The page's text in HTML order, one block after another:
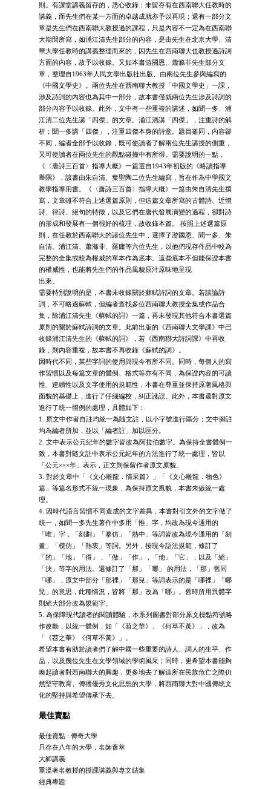
則。有課堂講義留存的，悉心收錄；未留存有在西南聯大任教時的
講義，而先生們在某一方面的卓越成就亦予以再現；還有一部分文
章是先生們在西南聯大教授過的課程，只是內容不一定為在西南聯
大期間所寫，如浦江清先生部分的內容，是由先生在北京大學、清
華大學任教時的講義整理而來的，因先生在西南聯大也教授過詩詞
方面的內容，故予以收錄。又如本書游國恩、蕭滌非先生部分文
章，整理自1963年人民文學出版社出版、由兩位先生參與編寫的
《中國文學史》。兩位先生在西南聯大教授「中國文學史」一課，
涉及詩詞的內容也為其中一部分，故本書僅就兩位先生涉及詩詞的
部分內容予以收錄。此外，文中有一些重複的講述，如聞一多、浦
江清二位先生講「四傑」的文章。浦江清講「四傑」，注重詩的解
析；聞一多講「四傑」，注重四傑本身的詩意。題目雖同，內容卻
不同，編者全部予以收錄，既可使讀者了解兩位先生講授的側重，
又可使讀者在兩位先生的觀點碰撞中有所得。需要說明的一點，
《〈唐詩三百首〉指導大概》一篇選自1943年初版的《略讀指導
舉隅》，該書由朱自清、葉聖陶二位先生編寫，旨在作為中學國文
教學指導用書。《〈唐詩三百首〉指導大概》一篇由朱自清先生撰
寫，文章雖不符合上述選篇原則，但這篇文章所寫的古體詩、近體
詩、律詩、絕句的特徵，以及它們在唐代發展演變的過程，卻對詩
的形成和發展有一個很好的梳理，故收錄本篇。 按照上述選篇原
則，在任教於西南聯大的諸位先生中，選擇了游國恩、聞一多、朱
自清、浦江清、蕭滌非、羅庸等六位先生，以他們現存作品中較為
完整的全集或較為權威的單本作為底本。這些底本不但能保證本書
的權威性，也能將先生們的作品風貌原汁原味地呈現
出來。
需要特別說明的是，本書未收錄關於蘇軾詩詞的文章。若談論詩
詞，不可略過蘇軾，但編者查找多位西南聯大教授全集或作品合
集，除浦江清先生《蘇軾的詞》一篇，再未發現其他符合本書選篇
原則的關於蘇軾詩詞的文章。此前出版的《西南聯大文學課》中已
收錄浦江清先生的《蘇軾的詞》，若《西南聯大詩詞課》中再收
錄，則內容重複，故本書不再收錄《蘇軾的詞》。
因時代不同，某些字詞的使用與現今有所不同。同時，每個人的寫
作習慣以及每篇文章的體例、格式等亦有不同，為保證內容的可讀
性、連續性以及文字使用的規範性，本書在尊重並保持原著風格與
面貌的基礎上，進行了仔細編校，糾正訛誤。此外，本書還對原文
進行了統一體例的處理，具體如下：
1. 原文中作者自註均統一為隨文註，以小字號進行區分；文中腳註
均為編者所加，並以「編者註」加以區分。
2. 文中表示公元紀年的數字皆改為阿拉伯數字。為保持全書體例一
致，本書對隨文註中表示公元紀年的方法進行了統一處理，皆以
「公元×××年」表示，正文則保留作者原文原貌。
3. 對於文章中「《文心雕龍．情采篇》」「《文心雕龍．物色》
篇」等篇名形式不統一現象，為保持原文風貌，本書未做統一處
理。
4. 因時代語言習慣不同造成的文字差異，本書對引文外的文字做了
統一，如聞一多先生著作中多用「惟」字，均改為現今通用的
「唯」字，「刻劃」「摹仿」「熱中」等詞皆改為現今通用的「刻
畫」「模仿」「熱衷」等詞。另外，按現今語法規範，修訂了
「的」「地」「得」，「做」「作」，「他」「它」，以及「絕」
「決」等字的用法。還修訂了「那」「哪」 的用法，「那」舊同
「哪」，原文中部分「那裡」「那兒」等詞表示的是「哪裡」「哪
兒」的意思，此種情況，皆將「那」改為「哪」。舊時所用異體字
則絕大部分改為規範字。
5. 為保障現代讀者的閱讀體驗，本系列圖書對部分原文標點符號略
作改動，以統一體例，如「《苕之華》、《何草不黃》」，改為
「《苕之華》《何草不黃》」。
希望本書有助於讀者們了解中國一些重要的詩人、詞人的生平、作
品，以及幾位先生在文學領域的學術風采；同時，更希望本書能夠
喚起讀者對西南聯大的興趣，更多地去了解這所在民族危亡之際仍
然堅守教育、傳播優秀文化思想的大學，將西南聯大對中國傳統文
化的堅持與希望傳承下去。
最佳賣點
最佳賣點 : 傳奇大學
只存在八年的大學，名師薈萃
大師講義
重溫著名教授的授課講義與專文結集
經典專題